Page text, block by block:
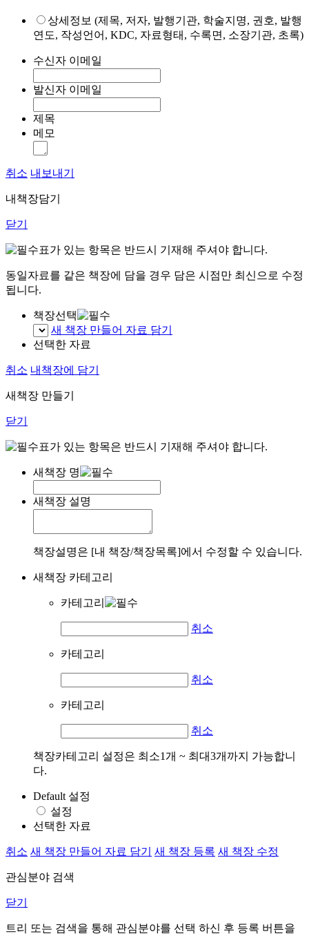
상세정보 (제목, 저자, 발행기관, 학술지명, 권호, 발행
연도, 작성언어, KDC, 자료형태, 수록면, 소장기관, 초록)
수신자 이메일
발신자 이메일
제목
메모
취소 내보내기
내책장담기
닫기
표가 있는 항목은 반드시 기재해 주셔야 합니다.
동일자료를 같은 책장에 담을 경우 담은 시점만 최신으로 수정
됩니다.
책장선택
새 책장 만들어 자료 담기
선택한 자료
취소 내책장에 담기
새책장 만들기
닫기
표가 있는 항목은 반드시 기재해 주셔야 합니다.
새책장 명
새책장 설명
책장설명은 [내 책장/책장목록]에서 수정할 수 있습니다.
새책장 카테고리
카테고리
취소
카테고리
취소
카테고리
취소
책장카테고리 설정은 최소1개 ~ 최대3개까지 가능합니
다.
Default 설정
설정
선택한 자료
취소 새 책장 만들어 자료 담기 새 책장 등록 새 책장 수정
관심분야 검색
닫기
트리 또는 검색을 통해 관심분야를 선택 하신 후 등록 버튼을